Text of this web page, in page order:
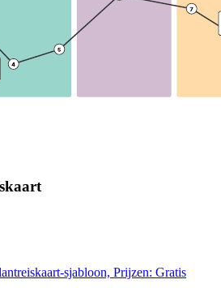
sjabloon, Prijzen: Gratis